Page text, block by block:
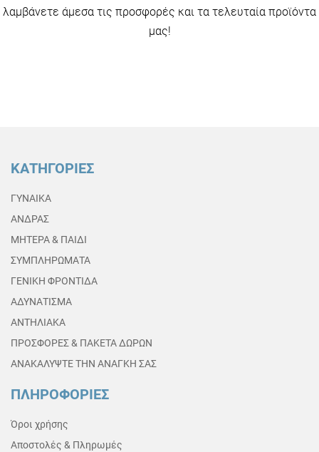
λαμβάνετε άμεσα τις προσφορές και τα τελευταία προϊόντα
μας!
ΚΑΤΗΓΟΡΙΕΣ
ΓΥΝΑΙΚΑ
ΑΝΔΡΑΣ
ΜΗΤΕΡΑ & ΠΑΙΔΙ
ΣΥΜΠΛΗΡΩΜΑΤΑ
ΓΕΝΙΚΗ ΦΡΟΝΤΙΔΑ
ΑΔΥΝΑΤΙΣΜΑ
ΑΝΤΗΛΙΑΚΑ
ΠΡΟΣΦΟΡΕΣ & ΠΑΚΕΤΑ ΔΩΡΩΝ
ΑΝΑΚΑΛΥΨΤΕ ΤΗΝ ΑΝΑΓΚΗ ΣΑΣ
ΠΛΗΡΟΦΟΡΙΕΣ
Όροι χρήσης
Αποστολές & Πληρωμές